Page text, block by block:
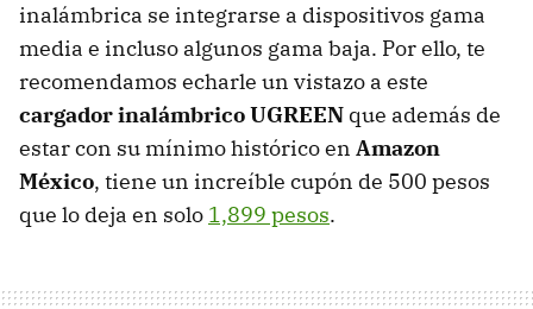
inalámbrica se integrarse a dispositivos gama
media e incluso algunos gama baja. Por ello, te
recomendamos echarle un vistazo a este
cargador inalámbrico UGREEN que además de
estar con su mínimo histórico en Amazon
México, tiene un increíble cupón de 500 pesos
que lo deja en solo 1,899 pesos.